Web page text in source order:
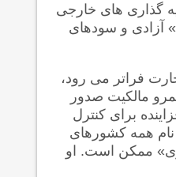
گذاری های خارجی
آزادی و سودهای
فراتر می رود،
مالکیت صدور
برای کنترل
نام همه کشورهای
ممکن است. او